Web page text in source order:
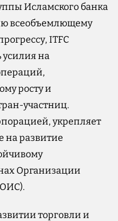
Исламского банка
всеобъемлющему
ITFC
усилия на
росту и
участниц.
укрепляет
на развитие
Организации
торговли и